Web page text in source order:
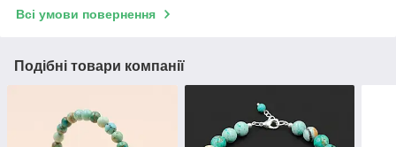
Всі умови повернення
Подібні товари компанії